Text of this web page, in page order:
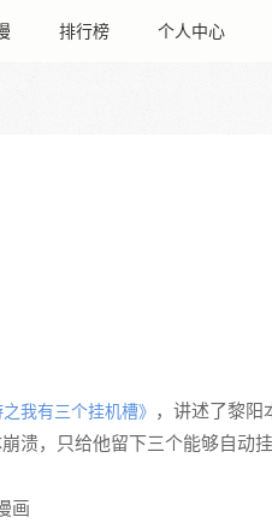
排行榜 个人中心
之我有三个挂机槽》 ，讲述了黎阳
溃，只给他留下三个能够自动挂
画